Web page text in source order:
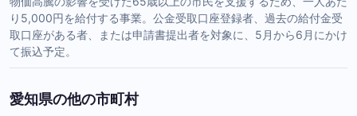
り5,000円を給付する事業。公金受取口座登録者、過去の給付金受
取口座がある者、または申請書提出者を対象に、5月から6月にかけ
て振込予定。
愛知県の他の市町村